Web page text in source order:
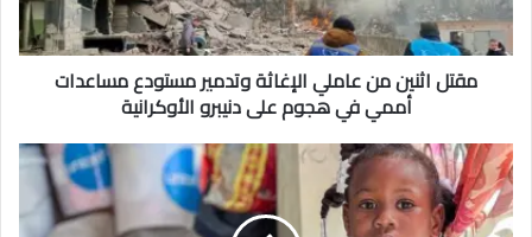
مقتل اثنين من عاملي الإغاثة وتدمير مستودع مساعدات
أممي في هجوم على دنيبرو الأوكرانية